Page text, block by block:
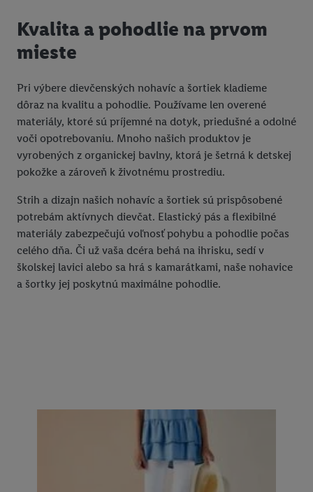
Kvalita a pohodlie na prvom
mieste
Pri výbere dievčenských nohavíc a šortiek kladieme
dôraz na kvalitu a pohodlie. Používame len overené
materiály, ktoré sú príjemné na dotyk, priedušné a odolné
voči opotrebovaniu. Mnoho našich produktov je
vyrobených z organickej bavlny, ktorá je šetrná k detskej
pokožke a zároveň k životnému prostrediu.
Strih a dizajn našich nohavíc a šortiek sú prispôsobené
potrebám aktívnych dievčat. Elastický pás a flexibilné
materiály zabezpečujú voľnosť pohybu a pohodlie počas
celého dňa. Či už vaša dcéra behá na ihrisku, sedí v
školskej lavici alebo sa hrá s kamarátkami, naše nohavice
a šortky jej poskytnú maximálne pohodlie.